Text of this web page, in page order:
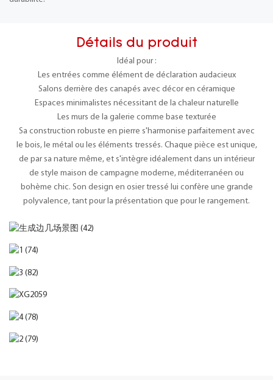
Détails du produit
Idéal pour :
Les entrées comme élément de déclaration audacieux
Salons derrière des canapés avec décor en céramique
Espaces minimalistes nécessitant de la chaleur naturelle
Les murs de la galerie comme base texturée
Sa construction robuste en pierre s'harmonise parfaitement avec
le bois, le métal ou les éléments tressés. Chaque pièce est unique,
de par sa nature même, et s'intègre idéalement dans un intérieur
de style maison de campagne moderne, méditerranéen ou
bohème chic. Son design en osier tressé lui confère une grande
polyvalence, tant pour la présentation que pour le rangement.